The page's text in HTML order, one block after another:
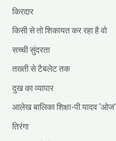
किरदार
किसी से तो शिकायत कर रहा है वो
सच्ची सुंदरता
तख्ती से टैबलेट तक
दुख का व्यापार
आलेख बालिका शिक्षा-पी.यादव ‘ओज’
तिरंगा